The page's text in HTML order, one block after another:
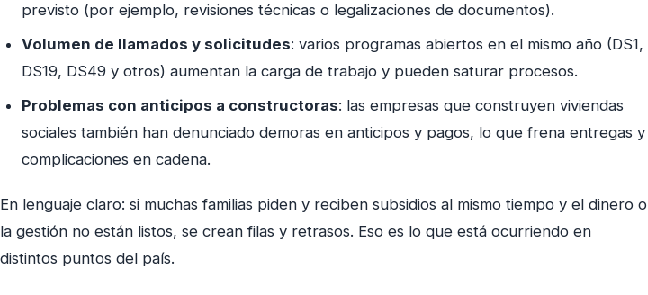
previsto (por ejemplo, revisiones técnicas o legalizaciones de documentos).
Volumen de llamados y solicitudes: varios programas abiertos en el mismo año (DS1,
DS19, DS49 y otros) aumentan la carga de trabajo y pueden saturar procesos.
Problemas con anticipos a constructoras: las empresas que construyen viviendas
sociales también han denunciado demoras en anticipos y pagos, lo que frena entregas y
complicaciones en cadena.
En lenguaje claro: si muchas familias piden y reciben subsidios al mismo tiempo y el dinero o
la gestión no están listos, se crean filas y retrasos. Eso es lo que está ocurriendo en
distintos puntos del país.